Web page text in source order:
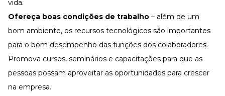
vida.
Ofereça boas condições de trabalho – além de um
bom ambiente, os recursos tecnológicos são importantes
para o bom desempenho das funções dos colaboradores.
Promova cursos, seminários e capacitações para que as
pessoas possam aproveitar as oportunidades para crescer
na empresa.